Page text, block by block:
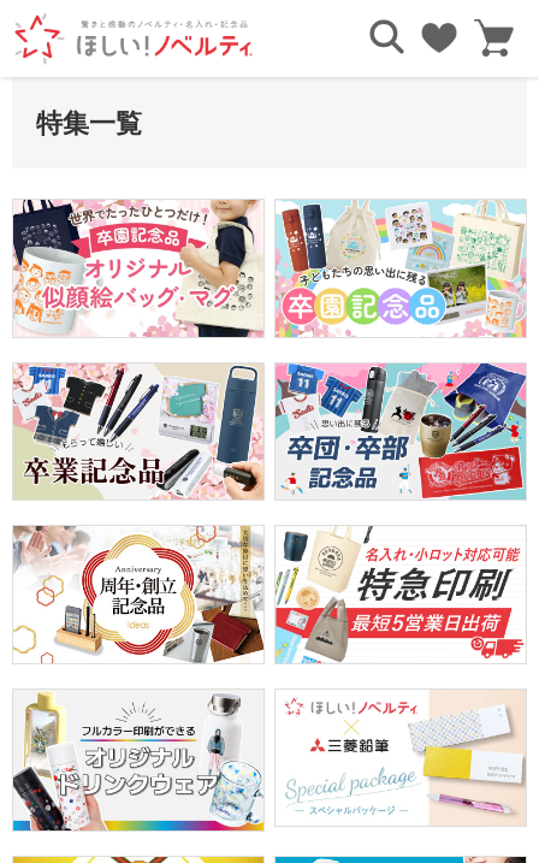
TOP 特集一覧
特集一覧